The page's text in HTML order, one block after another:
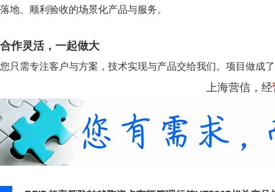
落地、顺利验收的场景化产品与服务。
合作灵活，一起做大
您只需专注客户与方案，技术实现与产品交给我们。项目做成
上海营信，经